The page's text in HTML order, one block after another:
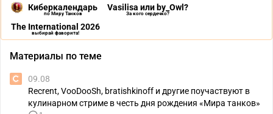
Киберкалендарь
по Миру Танков
Vasilisa или by_Owl?
За кого сердечко?
The International 2026
выбирай фаворита!
Материалы по теме
09.08
Recrent, VooDooSh, bratishkinoff и другие поучаствуют в
кулинарном стриме в честь дня рождения «Мира танков»